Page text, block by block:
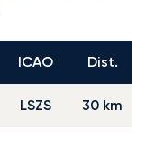
ICAO Dist.
LSZS 30 km